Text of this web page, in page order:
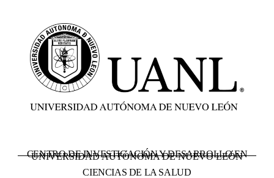
UNIVERSIDAD AUTÓNOMA DE NUEVO LEÓN
CENTRO DE INVESTIGACIÓN Y DESARROLLO EN
CIENCIAS DE LA SALUD